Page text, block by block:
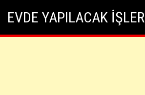
EVDE YAPILACAK İŞLER